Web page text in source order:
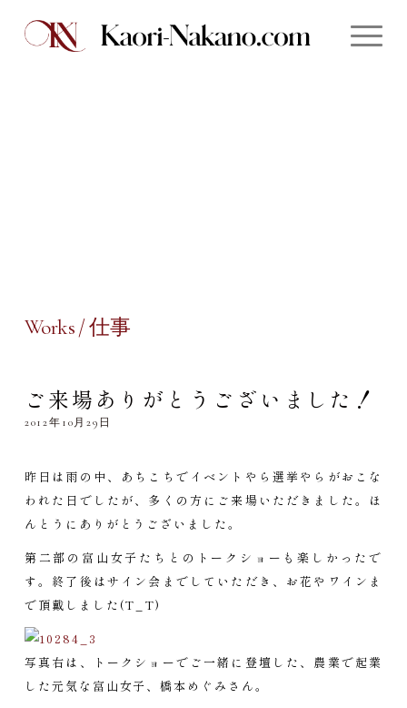
Works / 仕事
ご来場ありがとうございました！
2012年10月29日
昨日は雨の中、あちこちでイベントやら選挙やらがおこな
われた日でしたが、多くの方にご来場いただきました。ほ
んとうにありがとうございました。
第二部の富山女子たちとのトークショーも楽しかったで
す。終了後はサイン会までしていただき、お花やワインま
で頂戴しました(T_T)
写真右は、トークショーでご一緒に登壇した、農業で起業
した元気な富山女子、橋本めぐみさん。